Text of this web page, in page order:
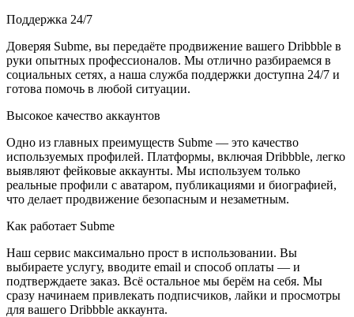
Поддержка 24/7
Доверяя Subme, вы передаёте продвижение вашего Dribbble в
руки опытных профессионалов. Мы отлично разбираемся в
социальных сетях, а наша служба поддержки доступна 24/7 и
готова помочь в любой ситуации.
Высокое качество аккаунтов
Одно из главных преимуществ Subme — это качество
используемых профилей. Платформы, включая Dribbble, легко
выявляют фейковые аккаунты. Мы используем только
реальные профили с аватаром, публикациями и биографией,
что делает продвижение безопасным и незаметным.
Как работает Subme
Наш сервис максимально прост в использовании. Вы
выбираете услугу, вводите email и способ оплаты — и
подтверждаете заказ. Всё остальное мы берём на себя. Мы
сразу начинаем привлекать подписчиков, лайки и просмотры
для вашего Dribbble аккаунта.